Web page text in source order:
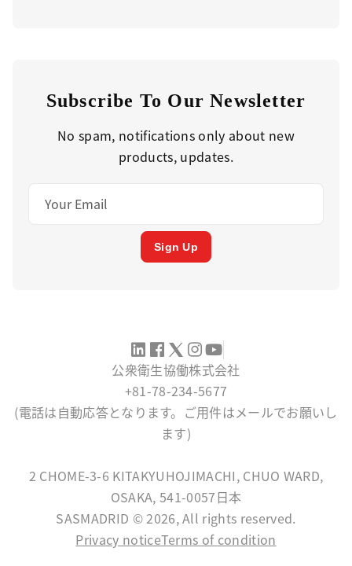
Subscribe To Our Newsletter
No spam, notifications only about new
products, updates.
Sign Up
公衆衛生協働株式会社
+81-78-234-5677
(電話は自動応答となります。ご用件はメールでお願いし
ます)
2 CHOME-3-6 KITAKYUHOJIMACHI, CHUO WARD,
OSAKA, 541-0057日本
SASMADRID © 2026, All rights reserved.
Privacy noticeTerms of condition